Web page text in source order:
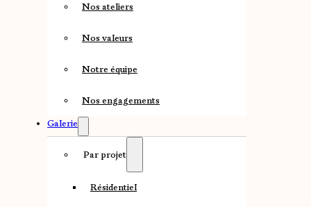
Nos ateliers
Nos valeurs
Notre équipe
Nos engagements
Galerie
Par projet
Résidentiel